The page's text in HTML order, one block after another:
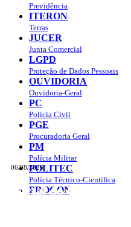
06/08/2026
Portal do Governo do
Previdência
ITERON
Terras
JUCER
Junta Comercial
LGPD
Proteção de Dados Pessoais
OUVIDORIA
Ouvidoria-Geral
PC
Polícia Civil
PGE
Procuradoria Geral
PM
Polícia Militar
POLITEC
Polícia Técnico-Científica
PROCON